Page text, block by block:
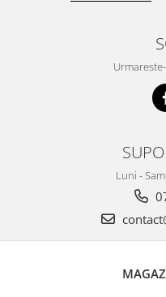
Luni -